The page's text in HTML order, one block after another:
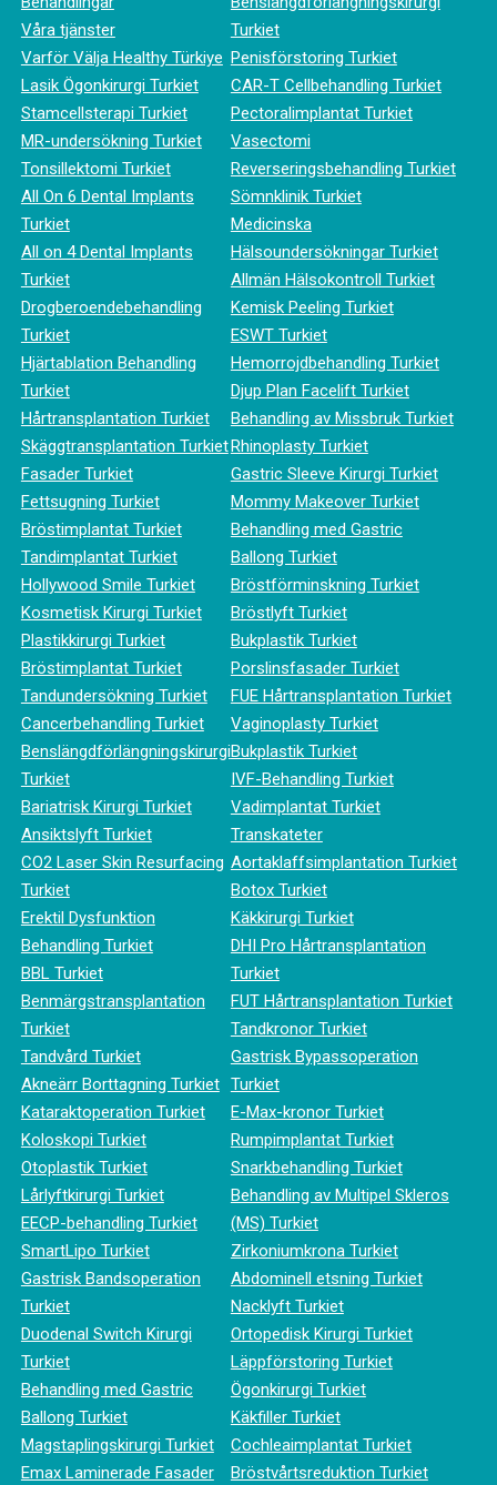
Våra tjänster
Varför Välja Healthy Türkiye
Lasik Ögonkirurgi Turkiet
Stamcellsterapi Turkiet
MR-undersökning Turkiet
Tonsillektomi Turkiet
All On 6 Dental Implants
Turkiet
All on 4 Dental Implants
Turkiet
Drogberoendebehandling
Turkiet
Hjärtablation Behandling
Turkiet
Hårtransplantation Turkiet
Skäggtransplantation Turkiet
Fasader Turkiet
Fettsugning Turkiet
Bröstimplantat Turkiet
Tandimplantat Turkiet
Hollywood Smile Turkiet
Kosmetisk Kirurgi Turkiet
Plastikkirurgi Turkiet
Bröstimplantat Turkiet
Tandundersökning Turkiet
Cancerbehandling Turkiet
Benslängdförlängningskirurgi
Turkiet
Bariatrisk Kirurgi Turkiet
Ansiktslyft Turkiet
CO2 Laser Skin Resurfacing
Turkiet
Erektil Dysfunktion
Behandling Turkiet
BBL Turkiet
Benmärgstransplantation
Turkiet
Tandvård Turkiet
Akneärr Borttagning Turkiet
Kataraktoperation Turkiet
Koloskopi Turkiet
Otoplastik Turkiet
Lårlyftkirurgi Turkiet
EECP-behandling Turkiet
SmartLipo Turkiet
Gastrisk Bandsoperation
Turkiet
Duodenal Switch Kirurgi
Turkiet
Behandling med Gastric
Ballong Turkiet
Magstaplingskirurgi Turkiet
Emax Laminerade Fasader
Turkiet
Penisförstoring Turkiet
CAR-T Cellbehandling Turkiet
Pectoralimplantat Turkiet
Vasectomi
Reverseringsbehandling Turkiet
Sömnklinik Turkiet
Medicinska
Hälsoundersökningar Turkiet
Allmän Hälsokontroll Turkiet
Kemisk Peeling Turkiet
ESWT Turkiet
Hemorrojdbehandling Turkiet
Djup Plan Facelift Turkiet
Behandling av Missbruk Turkiet
Rhinoplasty Turkiet
Gastric Sleeve Kirurgi Turkiet
Mommy Makeover Turkiet
Behandling med Gastric
Ballong Turkiet
Bröstförminskning Turkiet
Bröstlyft Turkiet
Bukplastik Turkiet
Porslinsfasader Turkiet
FUE Hårtransplantation Turkiet
Vaginoplasty Turkiet
Bukplastik Turkiet
IVF-Behandling Turkiet
Vadimplantat Turkiet
Transkateter
Aortaklaffsimplantation Turkiet
Botox Turkiet
Käkkirurgi Turkiet
DHI Pro Hårtransplantation
Turkiet
FUT Hårtransplantation Turkiet
Tandkronor Turkiet
Gastrisk Bypassoperation
Turkiet
E-Max-kronor Turkiet
Rumpimplantat Turkiet
Snarkbehandling Turkiet
Behandling av Multipel Skleros
(MS) Turkiet
Zirkoniumkrona Turkiet
Abdominell etsning Turkiet
Nacklyft Turkiet
Ortopedisk Kirurgi Turkiet
Läppförstoring Turkiet
Ögonkirurgi Turkiet
Käkfiller Turkiet
Cochleaimplantat Turkiet
Bröstvårtsreduktion Turkiet